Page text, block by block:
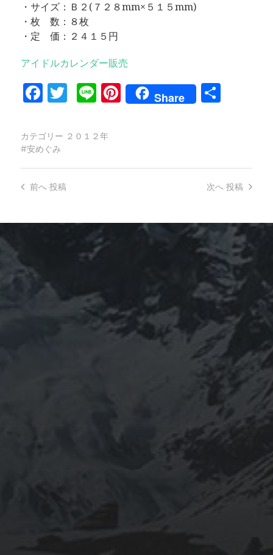
・サイズ：Ｂ２(７２８mm×５１５mm)
・枚 数：８枚
・定 価：２４１５円
アイドルカレンダー販売
Facebook
Twitter
LinePinterest
Share
共
カテゴリー ２０１２年
安めぐみ
次へ 投稿
前へ投稿